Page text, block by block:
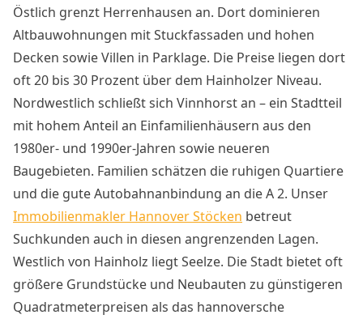
Östlich grenzt Herrenhausen an. Dort dominieren
Altbauwohnungen mit Stuckfassaden und hohen
Decken sowie Villen in Parklage. Die Preise liegen dort
oft 20 bis 30 Prozent über dem Hainholzer Niveau.
Nordwestlich schließt sich Vinnhorst an – ein Stadtteil
mit hohem Anteil an Einfamilienhäusern aus den
1980er- und 1990er-Jahren sowie neueren
Baugebieten. Familien schätzen die ruhigen Quartiere
und die gute Autobahnanbindung an die A 2. Unser
Immobilienmakler Hannover Stöcken betreut
Suchkunden auch in diesen angrenzenden Lagen.
Westlich von Hainholz liegt Seelze. Die Stadt bietet oft
größere Grundstücke und Neubauten zu günstigeren
Quadratmeterpreisen als das hannoversche